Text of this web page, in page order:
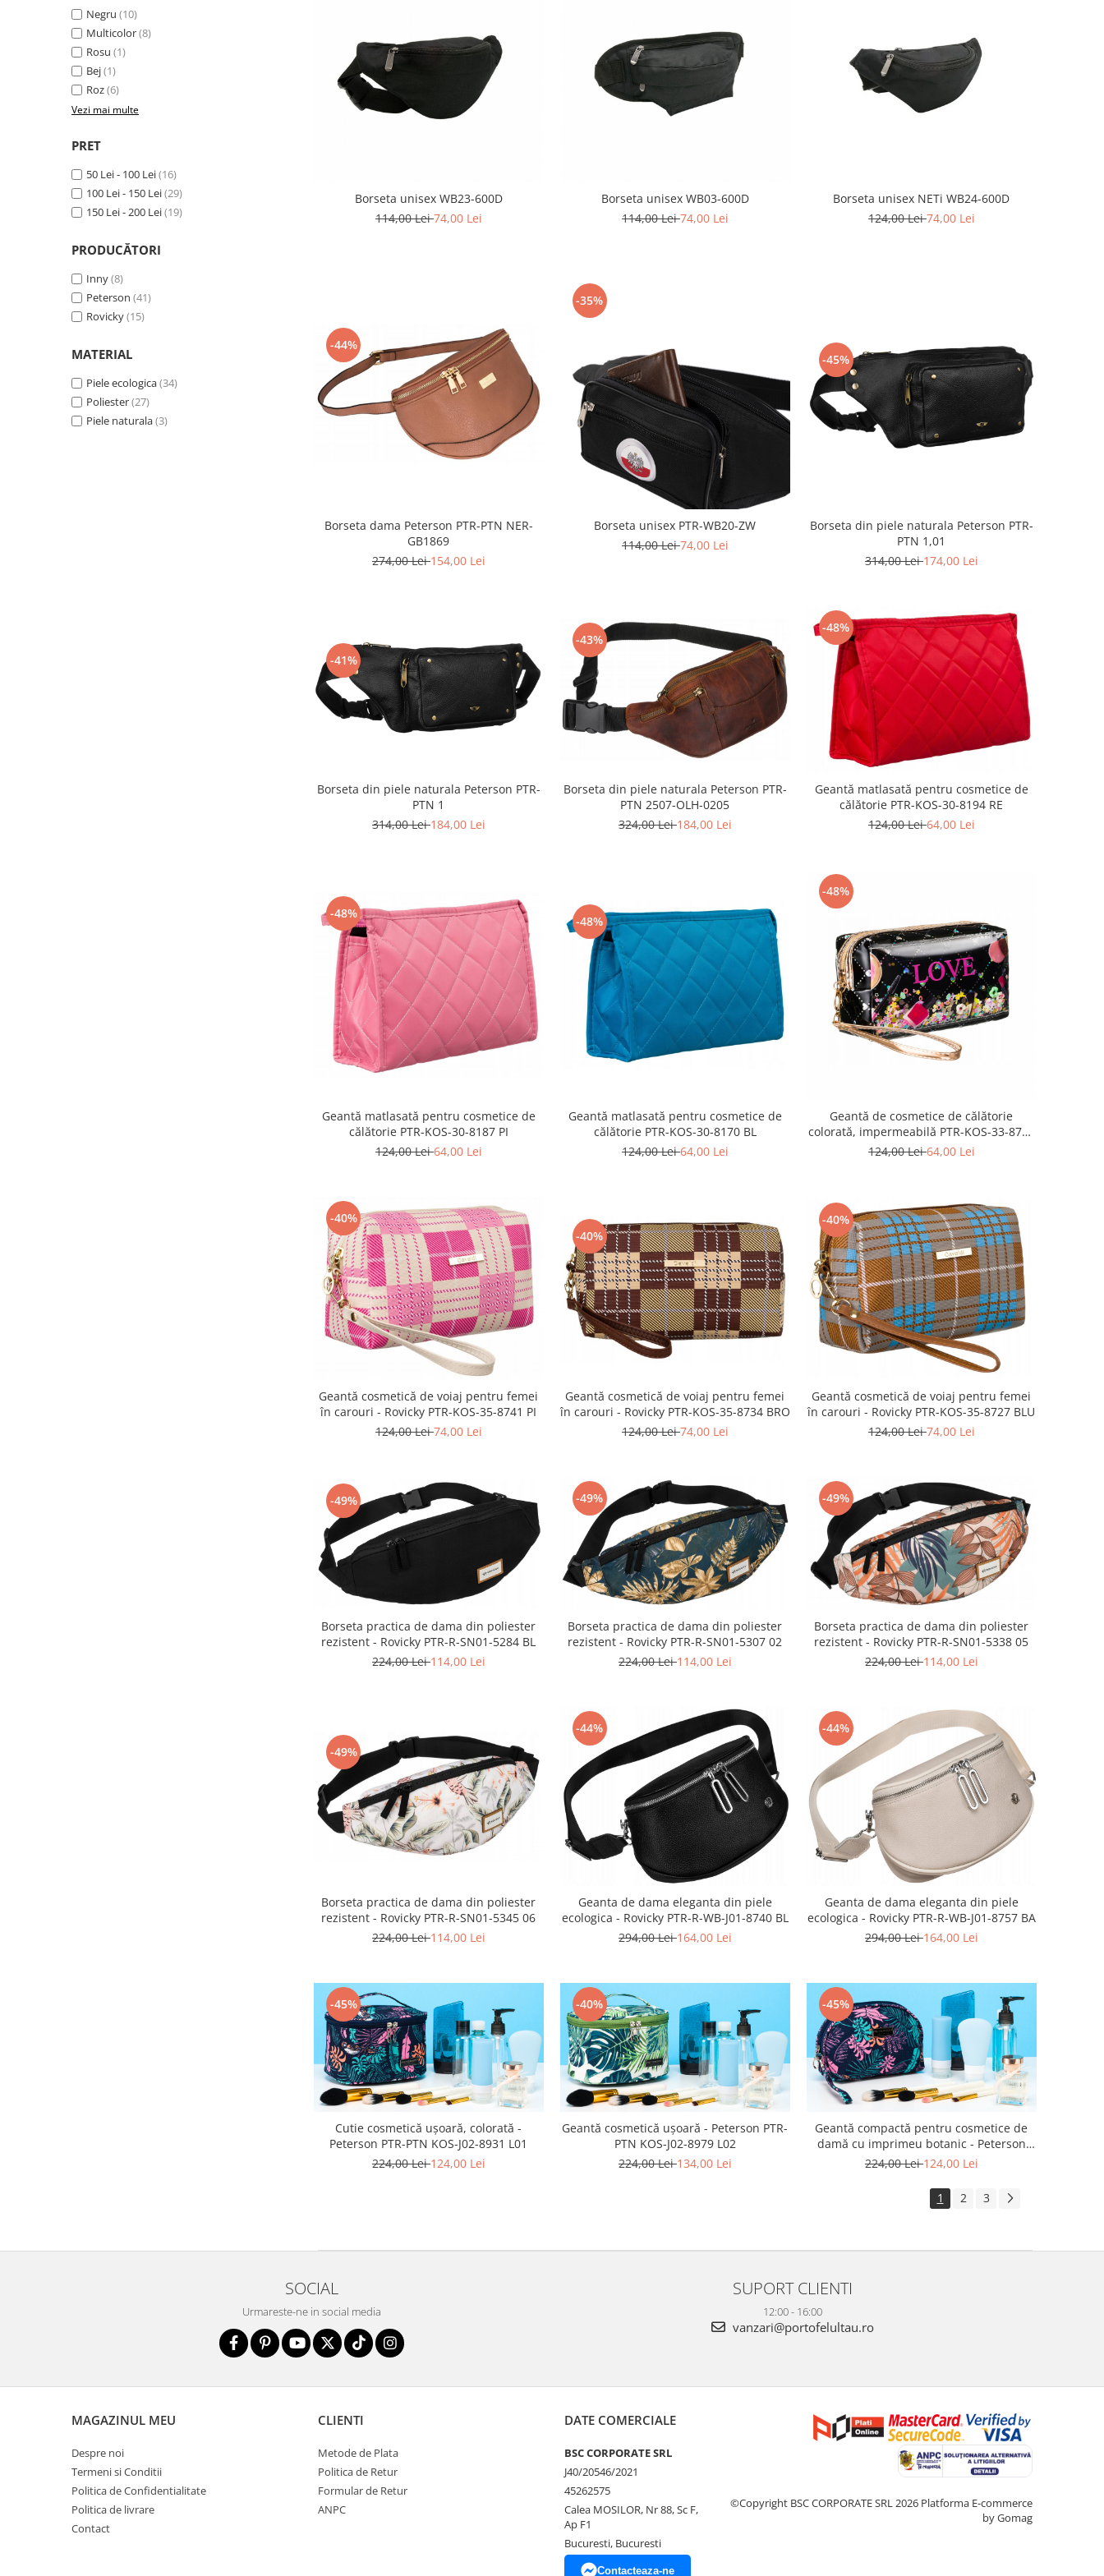
Negru (10)
Multicolor(8)
Rosu (1)
Bej(1)
Roz(6)
Vezi mai multe
PRET
50 Lei - 100 Lei(16)
100 Lei - 150 Lei(29)
150 Lei - 200 Lei(19)
PRODUCĂTORI
Inny(8)
Peterson (41)
Rovicky(15)
MATERIAL
Piele ecologica(34)
Poliester(27)
Piele naturala(3)
Borseta unisex WB23-600D
114,00 Lei74,00 Lei
Borseta unisex WB03-600D
114,00 Lei74,00 Lei
Borseta unisex NETi WB24-600D
124,00 Lei74,00 Lei
-44%
Borseta dama Peterson PTR-PTN NER-
GB1869
274,00 Lei154,00 Lei
-35%
Borseta unisex PTR-WB20-ZW
114,00 Lei74,00 Lei
-45%
Borseta din piele naturala Peterson PTR-
PTN 1,01
314,00 Lei174,00 Lei
-41%
Borseta din piele naturala Peterson PTR-
PTN 1
314,00 Lei184,00 Lei
-43%
Borseta din piele naturala Peterson PTR-
PTN 2507-OLH-0205
324,00 Lei184,00 Lei
-48%
Geantă matlasată pentru cosmetice de
călătorie PTR-KOS-30-8194 RE
124,00 Lei64,00 Lei
-48%
Geantă matlasată pentru cosmetice de
călătorie PTR-KOS-30-8187 PI
124,00 Lei64,00 Lei
-48%
Geantă matlasată pentru cosmetice de
călătorie PTR-KOS-30-8170 BL
124,00 Lei64,00 Lei
-48%
Geantă de cosmetice de călătorie
colorată, impermeabilă PTR-KOS-33-8703
BL
124,00 Lei64,00 Lei
-40%
Geantă cosmetică de voiaj pentru femei
în carouri - Rovicky PTR-KOS-35-8741 PI
124,00 Lei74,00 Lei
-40%
Geantă cosmetică de voiaj pentru femei
în carouri - Rovicky PTR-KOS-35-8734 BRO
124,00 Lei74,00 Lei
-40%
Geantă cosmetică de voiaj pentru femei
în carouri - Rovicky PTR-KOS-35-8727 BLU
124,00 Lei74,00 Lei
-49%
Borseta practica de dama din poliester
rezistent - Rovicky PTR-R-SN01-5284 BL
224,00 Lei114,00 Lei
-49%
Borseta practica de dama din poliester
rezistent - Rovicky PTR-R-SN01-5307 02
224,00 Lei114,00 Lei
-49%
Borseta practica de dama din poliester
rezistent - Rovicky PTR-R-SN01-5338 05
224,00 Lei114,00 Lei
-49%
Borseta practica de dama din poliester
rezistent - Rovicky PTR-R-SN01-5345 06
224,00 Lei114,00 Lei
-44%
Geanta de dama eleganta din piele
ecologica - Rovicky PTR-R-WB-J01-8740 BL
294,00 Lei164,00 Lei
-44%
Geanta de dama eleganta din piele
ecologica - Rovicky PTR-R-WB-J01-8757 BA
294,00 Lei164,00 Lei
-45%
Cutie cosmetică ușoară, colorată -
Peterson PTR-PTN KOS-J02-8931 L01
224,00 Lei124,00 Lei
-40%
Geantă cosmetică ușoară - Peterson PTR-
PTN KOS-J02-8979 L02
224,00 Lei134,00 Lei
-45%
Geantă compactă pentru cosmetice de
damă cu imprimeu botanic - Peterson
PTR-PTN KOS-J01-8924 L01
224,00 Lei124,00 Lei
1 2 3
SOCIAL
Urmareste-ne in social media
SUPORT CLIENTI
12:00 - 16:00
vanzari@portofelultau.ro
MAGAZINUL MEU
Despre noi
Termeni si Conditii
Politica de Confidentialitate
Politica de livrare
Contact
CLIENTI
Metode de Plata
Politica de Retur
Formular de Retur
ANPC
DATE COMERCIALE
BSC CORPORATE SRL
J40/20546/2021
45262575
Calea MOSILOR, Nr 88, Sc F,
Ap F1
Bucuresti, Bucuresti
Contacteaza-ne
©Copyright BSC CORPORATE SRL 2026 Platforma E-commerce
by Gomag